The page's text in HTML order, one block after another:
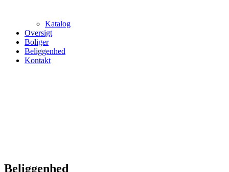
Katalog
Oversigt
Boliger
Beliggenhed
Kontakt
Beliggenhed